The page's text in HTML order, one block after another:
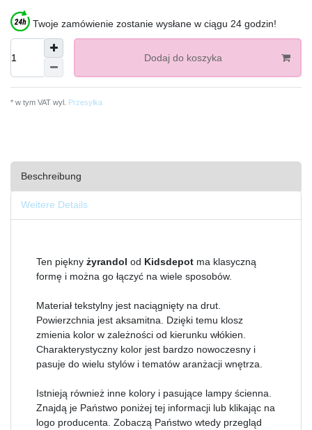
Twoje zamówienie zostanie wysłane w ciągu 24 godzin!
Dodaj do koszyka
* w tym VAT wyl. Przesyłka
Beschreibung
Weitere Details
Ten piękny żyrandol od Kidsdepot ma klasyczną
formę i można go łączyć na wiele sposobów.
Materiał tekstylny jest naciągnięty na drut.
Powierzchnia jest aksamitna. Dzięki temu klosz
zmienia kolor w zależności od kierunku włókien.
Charakterystyczny kolor jest bardzo nowoczesny i
pasuje do wielu stylów i tematów aranżacji wnętrza.
Istnieją również inne kolory i pasujące lampy ścienna.
Znajdą je Państwo poniżej tej informacji lub klikając na
logo producenta. Zobaczą Państwo wtedy przegląd